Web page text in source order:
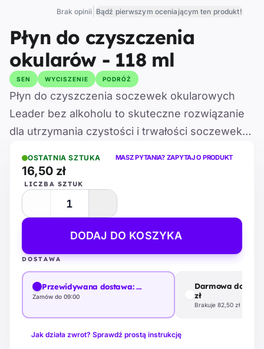
Brak opinii Bądź pierwszym oceniającym ten produkt!
Płyn do czyszczenia
okularów - 118 ml
SEN WYCISZENIE PODRÓŻ
Płyn do czyszczenia soczewek okularowych
Leader bez alkoholu to skuteczne rozwiązanie
dla utrzymania czystości i trwałości soczewek
poliwęglanowych. Bezpieczna formuła bez
alkoholu zapewnia delikatne czyszczenie bez
ryzyka uszkodzeń. Praktyczny aplikator ułatwia
precyzyjne stosowanie, a pojemność 118 ml
gwarantuje długotrwałe użytkowanie. Idealny
wybór dla osób dbających o doskonały stan
swoich okularów.
OSTATNIA SZTUKA MASZ PYTANIA? ZAPYTAJ O PRODUKT
16,50 zł
LICZBA SZTUK
DODAJ DO KOSZYKA
DOSTAWA
Przewidywana dostawa:…
Zamów do 09:00
Darmowa
zł
Brakuje 82,50 zł
Jak działa zwrot? Sprawdź prostą instrukcję